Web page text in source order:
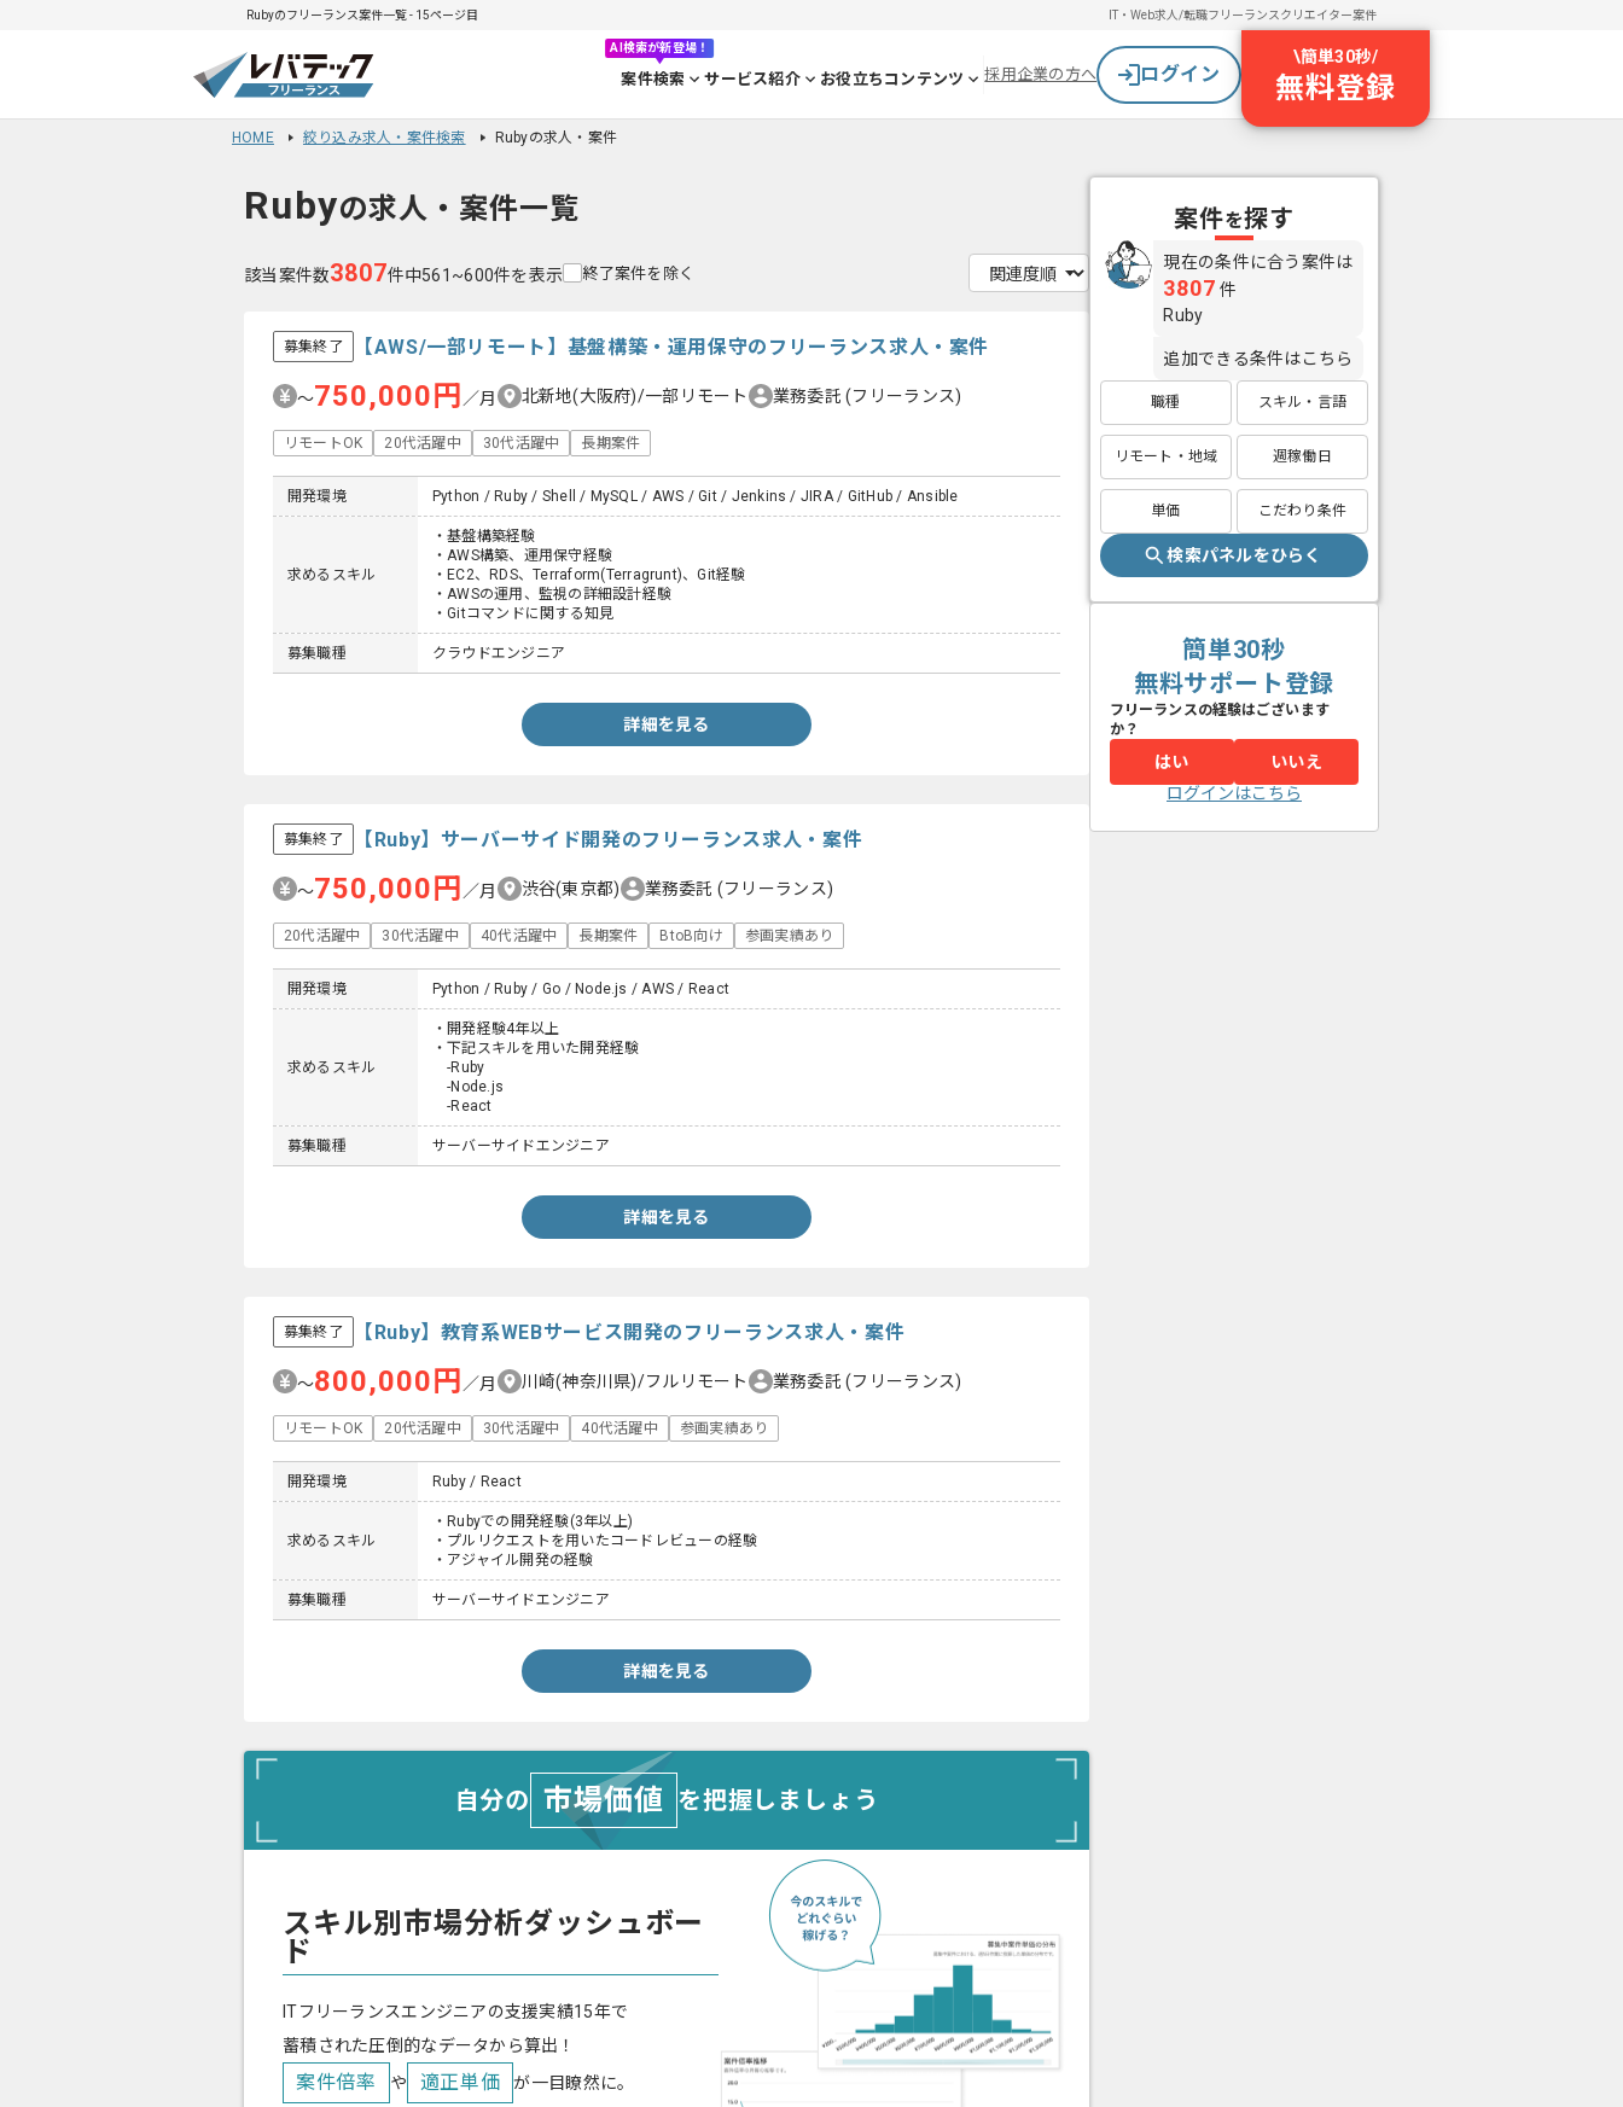
Rubyのフリーランス案件一覧 - 15ページ目 IT・Web求人/転職フリーランスクリエイター案件
AI検索が新登場！
案件検索 サービス紹介 お役立ちコンテンツ 採用企業の方へ ログイン
\簡単30秒/
無料登録
HOME 絞り込み求人・案件検索 Rubyの求人・案件
Rubyの求人・案件一覧
該当案件数3807件中561~600件を表示 終了案件を除く
募集終了 【AWS/一部リモート】基盤構築・運用保守のフリーランス求人・案件
〜750,000円 ／月 北新地(大阪府)/一部リモート 業務委託(フリーランス)
リモートOK 20代活躍中 30代活躍中 長期案件
開発環境 Python / Ruby / Shell / MySQL / AWS / Git / Jenkins / JIRA / GitHub / Ansible
求めるスキル
・基盤構築経験
・AWS構築、運用保守経験
・EC2、RDS、Terraform(Terragrunt)、Git経験
・AWSの運用、監視の詳細設計経験
・Gitコマンドに関する知見
募集職種 クラウドエンジニア
詳細を見る
募集終了 【Ruby】サーバーサイド開発のフリーランス求人・案件
〜750,000円 ／月 渋谷(東京都) 業務委託 (フリーランス)
20代活躍中 30代活躍中 40代活躍中 長期案件 BtoB向け 参画実績あり
開発環境 Python / Ruby / Go / Node.js / AWS / React
求めるスキル
・開発経験4年以上
・下記スキルを用いた開発経験
-Ruby
-Node.js
-React
募集職種 サーバーサイドエンジニア
詳細を見る
募集終了 【Ruby】教育系WEBサービス開発のフリーランス求人・案件
〜800,000円 ／月 川崎(神奈川県)/フルリモート 業務委託(フリーランス)
リモートOK 20代活躍中 30代活躍中 40代活躍中 参画実績あり
開発環境 Ruby / React
求めるスキル
・Rubyでの開発経験(3年以上)
・プルリクエストを用いたコードレビューの経験
・アジャイル開発の経験
募集職種 サーバーサイドエンジニア
詳細を見る
自分の 市場価値 を把握しましょう
スキル別市場分析ダッシュボー
ド
ITフリーランスエンジニアの支援実績15年で
蓄積された圧倒的なデータから算出！
案件倍率 や 適正単価 が一目瞭然に。
案件を探す
現在の条件に合う案件は
3807 件
Ruby
追加できる条件はこちら
職種 スキル・言語
リモート・地域 週稼働日
単価 こだわり条件
検索パネルをひらく
簡単30秒
無料サポート登録
フリーランスの経験はございます
か？
はい
いいえ
ログインはこちら